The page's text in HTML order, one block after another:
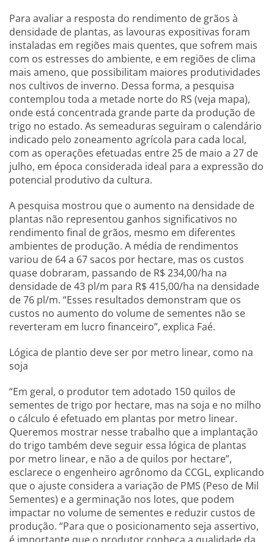
Para avaliar a resposta do rendimento de grãos à
densidade de plantas, as lavouras expositivas foram
instaladas em regiões mais quentes, que sofrem mais
com os estresses do ambiente, e em regiões de clima
mais ameno, que possibilitam maiores produtividades
nos cultivos de inverno. Dessa forma, a pesquisa
contemplou toda a metade norte do RS (veja mapa),
onde está concentrada grande parte da produção de
trigo no estado. As semeaduras seguiram o calendário
indicado pelo zoneamento agrícola para cada local,
com as operações efetuadas entre 25 de maio a 27 de
julho, em época considerada ideal para a expressão do
potencial produtivo da cultura.
A pesquisa mostrou que o aumento na densidade de
plantas não representou ganhos significativos no
rendimento final de grãos, mesmo em diferentes
ambientes de produção. A média de rendimentos
variou de 64 a 67 sacos por hectare, mas os custos
quase dobraram, passando de R$ 234,00/ha na
densidade de 43 pl/m para R$ 415,00/ha na densidade
de 76 pl/m. “Esses resultados demonstram que os
custos no aumento do volume de sementes não se
reverteram em lucro financeiro”, explica Faé.
Lógica de plantio deve ser por metro linear, como na
soja
“Em geral, o produtor tem adotado 150 quilos de
sementes de trigo por hectare, mas na soja e no milho
o cálculo é efetuado em plantas por metro linear.
Queremos mostrar nesse trabalho que a implantação
do trigo também deve seguir essa lógica de plantas
por metro linear, e não a de quilos por hectare”,
esclarece o engenheiro agrônomo da CCGL, explicando
que o ajuste considera a variação de PMS (Peso de Mil
Sementes) e a germinação nos lotes, que podem
impactar no volume de sementes e reduzir custos de
produção. “Para que o posicionamento seja assertivo,